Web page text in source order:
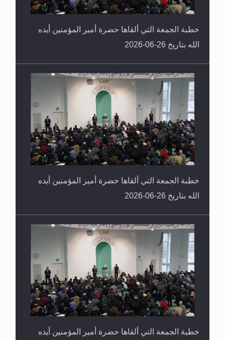
خطبة الجمعة التي ألقاها حضرة أمير المؤمنين أيده
الله بتاريخ 26-06-2026
خطبة الجمعة التي ألقاها حضرة أمير المؤمنين أيده
الله بتاريخ 26-06-2026
خطبة الجمعة التي ألقاها حضرة أمير المؤمنين أيده